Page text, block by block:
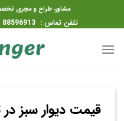
مشاور، طراح و مجری
تلفن تماس : 88596913 021 09120956541
قیمت دیوار سبز در